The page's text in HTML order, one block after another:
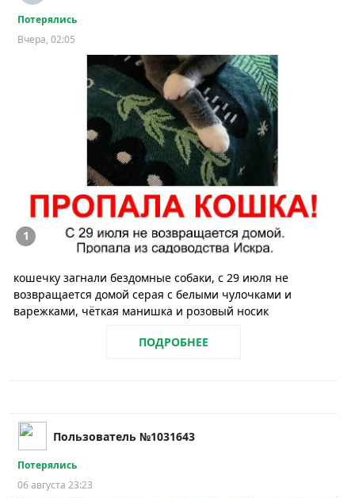
Потерялись
Вчера, 02:05
1
кошечку загнали бездомные собаки, с 29 июля не
возвращается домой серая с белыми чулочками и
варежками, чёткая манишка и розовый носик
ПОДРОБНЕЕ
Пользователь №1031643
Потерялись
06 августа 23:23